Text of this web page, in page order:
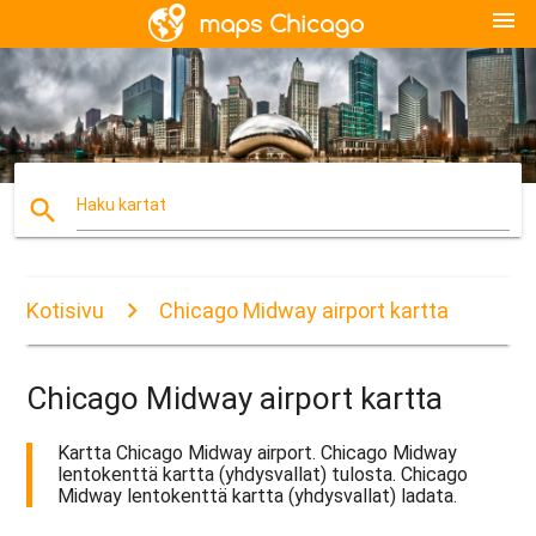
menu
search Haku kartat
Kotisivu Chicago Midway airport kartta
Chicago Midway airport kartta
Kartta Chicago Midway airport. Chicago Midway
lentokenttä kartta (yhdysvallat) tulosta. Chicago
Midway lentokenttä kartta (yhdysvallat) ladata.